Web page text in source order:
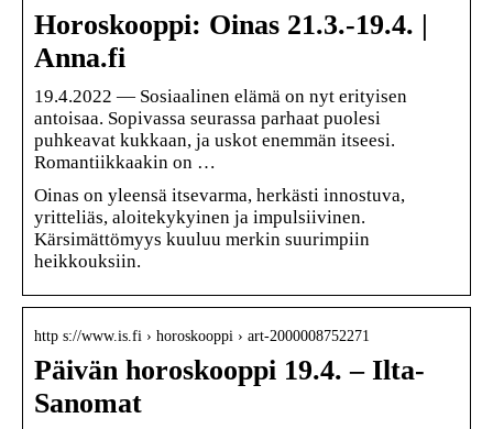
Horoskooppi: Oinas 21.3.-19.4. |
Anna.fi
19.4.2022 — Sosiaalinen elämä on nyt erityisen
antoisaa. Sopivassa seurassa parhaat puolesi
puhkeavat kukkaan, ja uskot enemmän itseesi.
Romantiikkaakin on …
Oinas on yleensä itsevarma, herkästi innostuva,
yritteliäs, aloitekykyinen ja impulsiivinen.
Kärsimättömyys kuuluu merkin suurimpiin
heikkouksiin.
http s://www.is.fi › horoskooppi › art-2000008752271
Päivän horoskooppi 19.4. – Ilta-
Sanomat